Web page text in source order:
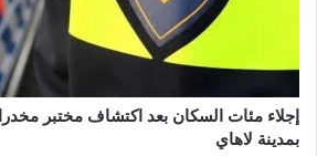
إجلاء مئات السكان بعد اكتشاف مختبر
بمدينة لاهاي